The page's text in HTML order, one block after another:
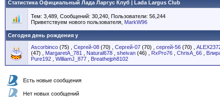
Статистика Официальный Лада Ларгус Клуб | Lada Largus Club
Тем: 3,489, Сообщений: 30,240, Пользователи: 56,244
Приветствуем нового пользователя, MarkW96
Сегодня день рождения у
Ascorbinco (75) Сергей-08 (70) Сергей-07 (70) сергей-56 (70)
(47)
MargaretA_781 Natural678 sheivan (46) RxPro76 ChrisA_66
Pure192
WilliamJ_877 Breathejph8102
Есть новые сообщения
Нет новых сообщений